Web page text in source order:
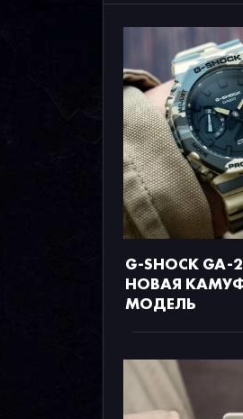
G-SHOCK GA-
НОВАЯ
МОДЕЛЬ